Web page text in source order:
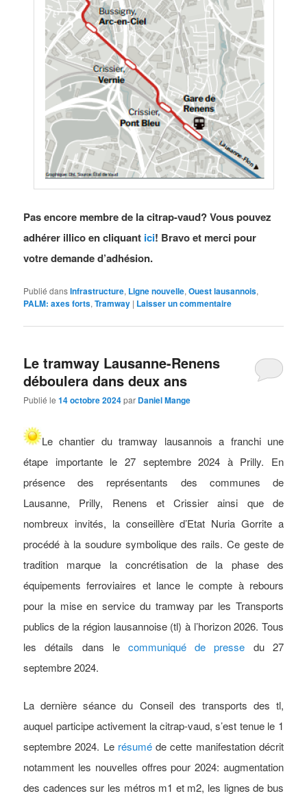
Pas encore membre de la citrap-vaud? Vous pouvez
adhérer illico en cliquant ici! Bravo et merci pour
votre demande d’adhésion.
Publié dansInfrastructure, Ligne nouvelle,Ouest lausannois,
PALM: axes forts,Tramway | Laisser un commentaire
Le tramway Lausanne-Renens
déboulera dans deux ans
Publié le14 octobre 2024par Daniel Mange
Le chantier du tramway lausannois a franchi une
étape importante le 27 septembre 2024 à Prilly. En
présence des représentants des communes de
Lausanne, Prilly, Renens et Crissier ainsi que de
nombreux invités, la conseillère d’Etat Nuria Gorrite a
procédé à la soudure symbolique des rails. Ce geste de
tradition marque la concrétisation de la phase des
équipements ferroviaires et lance le compte à rebours
pour la mise en service du tramway par les Transports
publics de la région lausannoise (tl) à l’horizon 2026. Tous
les détails dans le communiqué de presse du 27
septembre 2024.
La dernière séance du Conseil des transports des tl,
auquel participe activement la citrap-vaud, s’est tenue le 1
septembre 2024. Le résuméde cette manifestation décrit
notamment les nouvelles offres pour 2024: augmentation
des cadences sur les métros m1 et m2, les lignes de bus